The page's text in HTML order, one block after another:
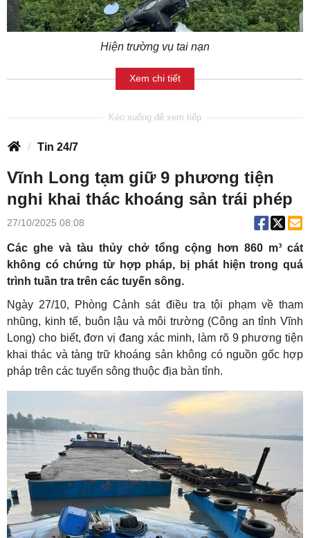
Hiện trường vụ tai nạn
Xem chi tiết
Tin 24/7
Vĩnh Long tạm giữ 9 phương tiện
nghi khai thác khoáng sản trái phép
27/10/2025 08:08
Các ghe và tàu thủy chở tổng cộng hơn 860 m³ cát
không có chứng từ hợp pháp, bị phát hiện trong quá
trình tuần tra trên các tuyến sông.
Ngày 27/10, Phòng Cảnh sát điều tra tội phạm về tham
nhũng, kinh tế, buôn lậu và môi trường (Công an tỉnh Vĩnh
Long) cho biết, đơn vị đang xác minh, làm rõ 9 phương tiện
khai thác và tàng trữ khoáng sản không có nguồn gốc hợp
pháp trên các tuyến sông thuộc địa bàn tỉnh.